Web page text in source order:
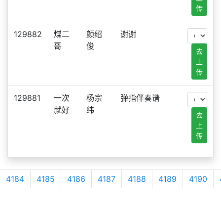
传
129882
煤二
哥
颜绍
俊
谢谢
去
上
传
129881
一次
就好
杨宗
纬
弹指伴奏谱
去
上
传
4184 4185 4186 4187 4188 4189 4190